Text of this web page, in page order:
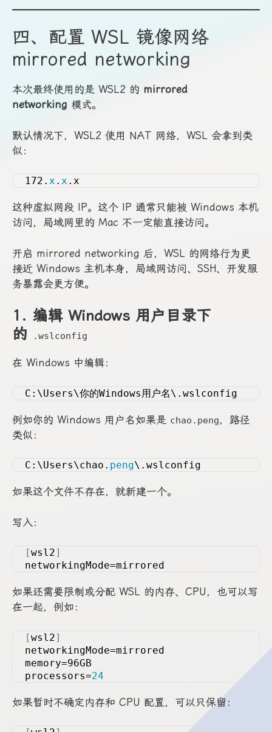
四、配置 WSL 镜像网络
mirrored networking
本次最终使用的是 WSL2 的 mirrored
networking 模式。
默认情况下，WSL2 使用 NAT 网络，WSL 会拿到类
似：
172. x . x .x
这种虚拟网段 IP。这个 IP 通常只能被 Windows 本机
访问，局域网里的 Mac 不一定能直接访问。
开启 mirrored networking 后，WSL 的网络行为更
接近 Windows 主机本身，局域网访问、SSH、开发服
务暴露会更方便。
1. 编辑 Windows 用户目录下
的
.wslconfig
在 Windows 中编辑：
C:\Users\你的Windows用户名\.wslconfig
例如你的 Windows 用户名如果是 chao.peng，路径
类似：
C:\Users\chao. peng\.wslconfig
如果这个文件不存在，就新建一个。
写入：
[wsl2]
networkingMode=mirrored
如果还需要限制或分配 WSL 的内存、CPU，也可以写
在一起，例如：
[wsl2]
networkingMode=mirrored
memory=96GB
processors=24
如果暂时不确定内存和 CPU 配置，可以只保留：